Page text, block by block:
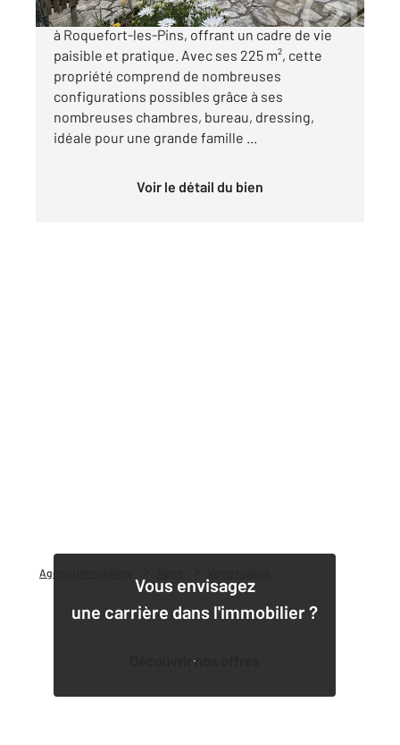
Agence immobilière
À vendre : une maison spacieuse de plain-pied
à Roquefort-les-Pins, offrant un cadre de vie
paisible et pratique. Avec ses 225 m², cette
propriété comprend de nombreuses
configurations possibles grâce à ses
nombreuses chambres, bureau, dressing,
idéale pour une grande famille ...
Voir le détail du bien
Vous envisagez
une carrière dans l'immobilier ?
Découvrir nos offres